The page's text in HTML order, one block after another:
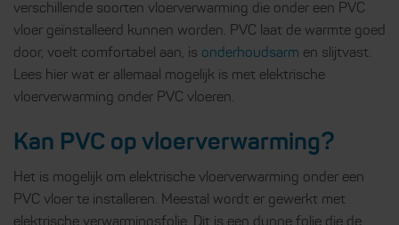
verschillende soorten vloerverwarming die onder een PVC
vloer geïnstalleerd kunnen worden. PVC laat de warmte goed
door, voelt comfortabel aan, is onderhoudsarm en slijtvast.
Lees hier wat er allemaal mogelijk is met elektrische
vloerverwarming onder PVC vloeren.
Kan PVC op vloerverwarming?
Het is mogelijk om elektrische vloerverwarming onder een
PVC vloer te installeren. Meestal wordt er gewerkt met
elektrische verwarmingsfolie. Dit is een dunne folie die de